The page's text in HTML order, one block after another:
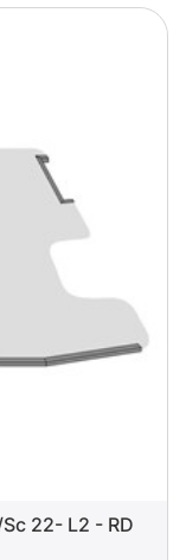
22- L2 - RD